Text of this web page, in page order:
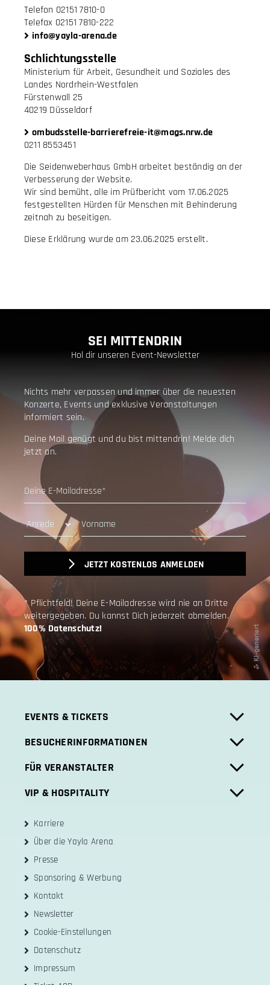
Telefon 02151 7810-0
Telefax 02151 7810-222
info@yayla-arena.de
Schlichtungsstelle
Ministerium für Arbeit, Gesundheit und Soziales des
Landes Nordrhein-Westfalen
Fürstenwall 25
40219 Düsseldorf
ombudsstelle-barrierefreie-it@mags.nrw.de
0211 8553451
Die Seidenweberhaus GmbH arbeitet beständig an der
Verbesserung der Website.
Wir sind bemüht, alle im Prüfbericht vom 17.06.2025
festgestellten Hürden für Menschen mit Behinderung
zeitnah zu beseitigen.
Diese Erklärung wurde am 23.06.2025 erstellt.
SEI MITTENDRIN
Hol dir unseren Event-Newsletter
Nichts mehr verpassen und immer über die neuesten
Konzerte, Events und exklusive Veranstaltungen
informiert sein.
Deine Mail genügt und du bist mittendrin! Melde dich
jetzt an.
JETZT KOSTENLOS ANMELDEN
* Pflichtfeld! Deine E-Mailadresse wird nie an Dritte
weitergegeben. Du kannst Dich jederzeit abmelden.
100% Datenschutz!
EVENTS & TICKETS
BESUCHERINFORMATIONEN
FÜR VERANSTALTER
VIP & HOSPITALITY
Karriere
Über die Yayla Arena
Presse
Sponsoring & Werbung
Kontakt
Newsletter
Cookie-Einstellungen
Datenschutz
Impressum